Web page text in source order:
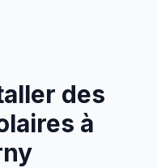
des
à